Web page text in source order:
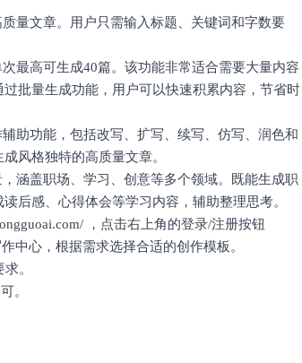
量文章。用户只需输入标题、关键词和字数要
最高可生成40篇。该功能非常适合需要大量内容
批量生成功能，用户可以快速积累内容，节省时
助功能，包括改写、扩写、续写、仿写、润色和
风格独特的高质量文章。
涵盖职场、学习、创意等多个领域。既能生成职
后感、心得体会等学习内容，辅助整理思考。
，点击右上角的登录/注册按钮
中心，根据需求选择合适的创作模板。
。
。